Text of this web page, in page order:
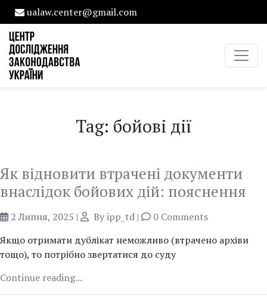
ualaw.center@gmail.com
Tag: бойові дії
Як відновити втрачені документи
внаслідок бойових дій: пояснення
2 Липня, 2025 | Byipp_td |
0 Comments
Якщо отримати дублікат неможливо (втрачено архіви
тощо), то потрібно звертатися до суду
Continue reading...